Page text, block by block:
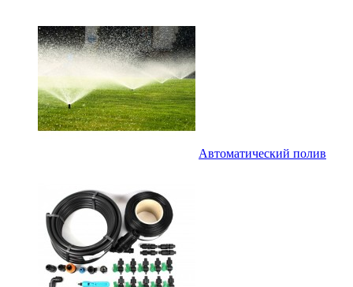
Автоматический полив